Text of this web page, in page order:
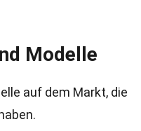
Modelle
auf dem Markt, die